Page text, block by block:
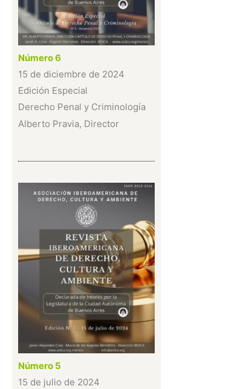
Número 6
15 de diciembre de 2024
Edición Especial
Derecho Penal y Criminología
Alberto Pravia, Director
Número 5
15 de julio de 2024